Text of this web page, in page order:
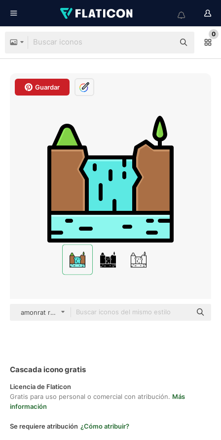
0
Guardar
amonrat rungreangfangsai Outline Color
Cascada icono gratis
Licencia de Flaticon
Gratis para uso personal o comercial con atribución. Más
información
Se requiere atribución ¿Cómo atribuir?